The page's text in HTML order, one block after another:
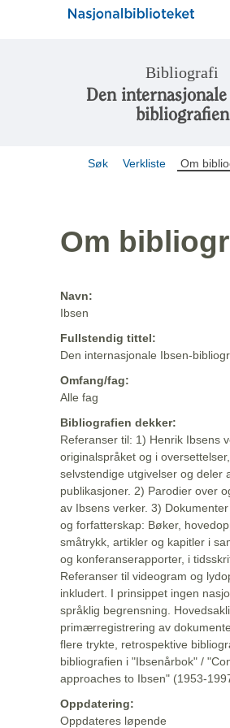
Bibliografi
Den
bibliografien
Søk Verkliste Om
Om
Navn:
Ibsen
Fullstendig tittel:
Den internasjonale Ibsen-
Omfang/fag:
Alle fag
Bibliografien dekker:
Referanser til: 1) Henrik Ibsens
originalspråket og i
selvstendige utgivelser og deler
publikasjoner. 2) Parodier over
av Ibsens verker. 3)
og forfatterskap: Bøker,
småtrykk, artikler og kapitler i
og konferanserapporter, i
Referanser til videogram og
inkludert. I prinsippet ingen
språklig begrensning.
primærregistrering av
flere trykte, retrospektive
bibliografien i "Ibsenårbok" /
approaches to Ibsen" (1953-
Oppdatering:
Oppdateres løpende